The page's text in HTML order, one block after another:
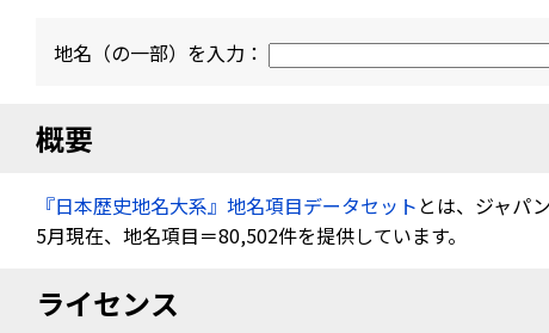
地名（の一部）を入力：
概要
『日本歴史地名大系』地名項目データセット とは、ジャパ
5月現在、地名項目＝80,502件を提供しています。
ライセンス